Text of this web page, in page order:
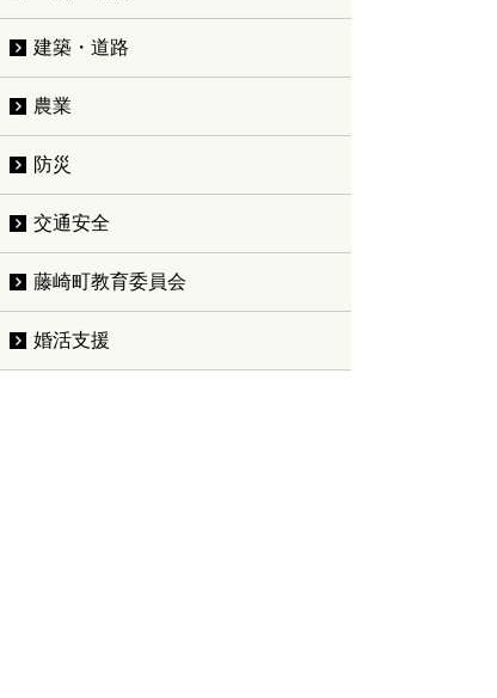
建築・道路
農業
防災
交通安全
藤崎町教育委員会
婚活支援